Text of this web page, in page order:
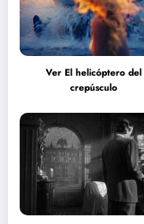
Ver El helicóptero del
crepúsculo